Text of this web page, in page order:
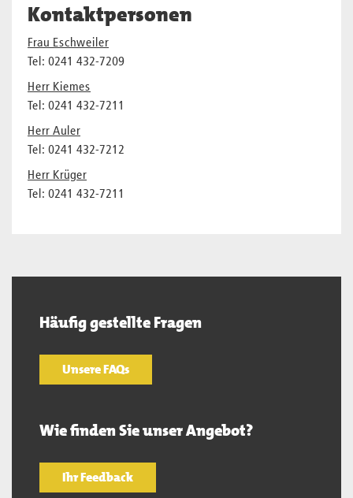
Kontaktpersonen
Frau Eschweiler
Tel: 0241 432-7209
Herr Kiemes
Tel: 0241 432-7211
Herr Auler
Tel: 0241 432-7212
Herr Krüger
Tel: 0241 432-7211
Häufig gestellte Fragen
Unsere FAQs
Wie finden Sie unser Angebot?
Ihr Feedback